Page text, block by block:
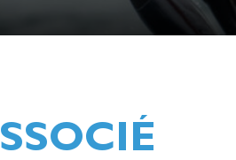
Beach,